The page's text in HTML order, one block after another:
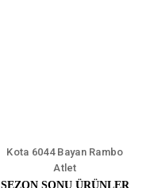
Kota 6044 Bayan Rambo
Atlet
SEZON SONU ÜRÜNLER